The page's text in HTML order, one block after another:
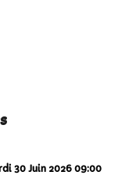
30 Juin 202609:00